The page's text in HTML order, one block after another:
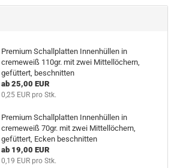
Premium Schallplatten Innenhüllen in
cremeweiß 110gr. mit zwei Mittellöchern,
gefüttert, beschnitten
ab 25,00 EUR
0,25 EUR pro Stk.
Premium Schallplatten Innenhüllen in
cremeweiß 70gr. mit zwei Mittellöchern,
gefüttert, Ecken beschnitten
ab 19,00 EUR
0,19 EUR pro Stk.